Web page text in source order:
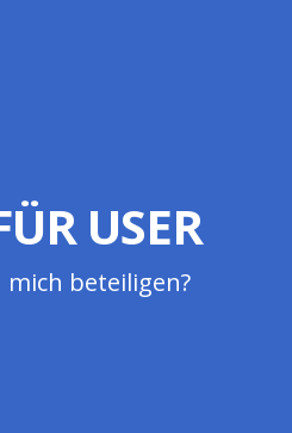
USER
mich beteiligen?